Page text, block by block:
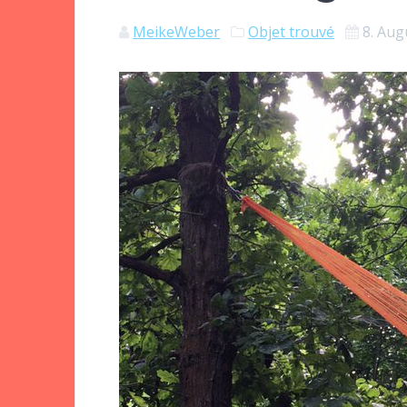
MeikeWeber Objet trouvé 8.